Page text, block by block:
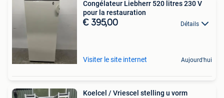
Congélateur Liebherr 520 litres 230 V
pour la restauration
€ 395,00 Détails
Visiter le site internet Aujourd'hui
Koelcel / Vriescel stelling u vorm